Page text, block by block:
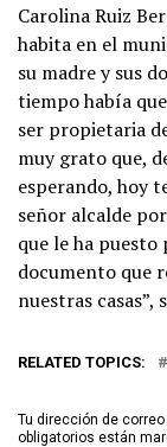
Carolina Ruiz
habita en el
su madre y sus
tiempo había
ser propietaria
muy grato que,
esperando, hoy
señor alcalde
que le ha puesto
documento que
nuestras casas”,
RELATED TOPICS:
Tu dirección de
obligatorios están